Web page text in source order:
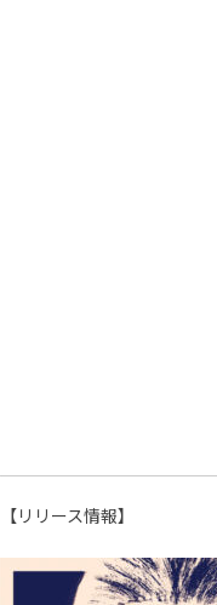
【リリース情報】